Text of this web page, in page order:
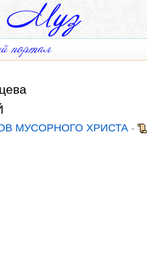
МУСОРНОГО ХРИСТА -